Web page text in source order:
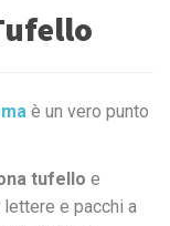
è un vero punto
tufello e
e pacchi a